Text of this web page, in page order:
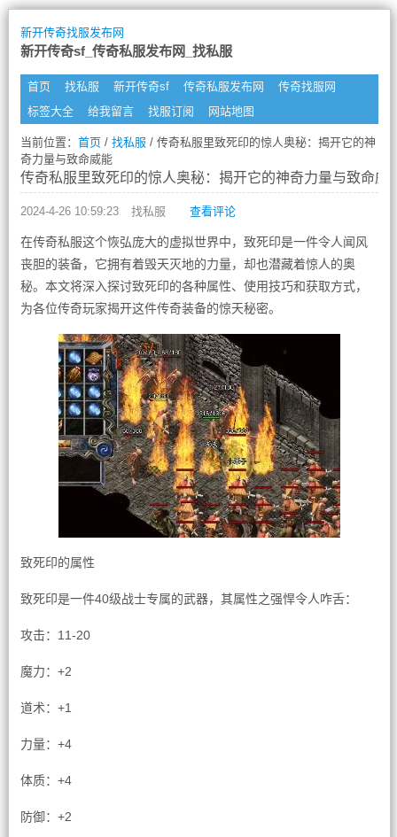
新开传奇找服发布网
新开传奇sf_传奇私服发布网_找私服
首页 找私服 新开传奇sf 传奇私服发布网
传奇找服网
标签大全
给我留言 找服订阅 网站地图
当前位置： 首页/ 找私服 / 传奇私服里致死印的惊人奥秘：揭开它的神
奇力量与致命威能
传奇私服里致死印的惊人奥秘：揭开它的神奇力量与致命威
2024-4-26 10:59:23 找私服 查看评论
在传奇私服这个恢弘庞大的虚拟世界中，致死印是一件令人闻风
丧胆的装备，它拥有着毁天灭地的力量，却也潜藏着惊人的奥
秘。本文将深入探讨致死印的各种属性、使用技巧和获取方式，
为各位传奇玩家揭开这件传奇装备的惊天秘密。
致死印的属性
致死印是一件40级战士专属的武器，其属性之强悍令人咋舌：
攻击：11-20
魔力：+2
道术：+1
力量：+4
体质：+4
防御：+2